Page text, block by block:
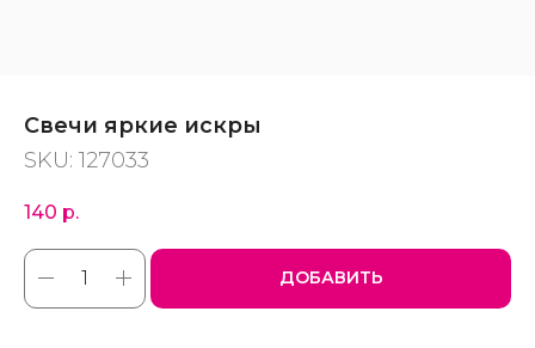
Свечи яркие искры
SKU: 127033
140 р.
ДОБАВИТЬ